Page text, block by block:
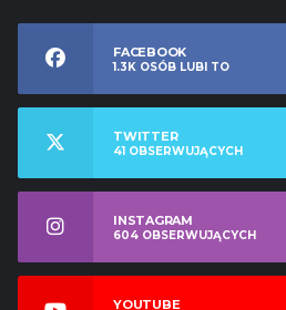
FACEBOOK
1.3K OSÓB LUBI TO
TWITTER
41 OBSERWUJĄCYCH
INSTAGRAM
604 OBSERWUJĄCYCH
YOUTUBE